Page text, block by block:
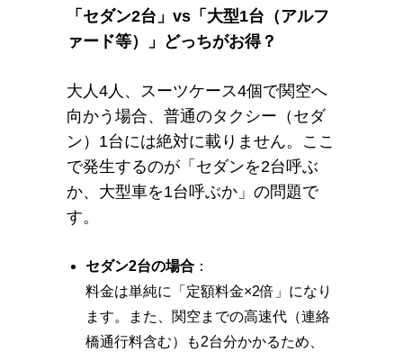
「セダン2台」vs「大型1台（アルフ
ァード等）」どっちがお得？
大人4人、スーツケース4個で関空へ
向かう場合、普通のタクシー（セダ
ン）1台には絶対に載りません。ここ
で発生するのが「セダンを2台呼ぶ
か、大型車を1台呼ぶか」の問題で
す。
セダン2台の場合：
料金は単純に「定額料金×2倍」になり
ます。また、関空までの高速代（連絡
橋通行料含む）も2台分かかるため、